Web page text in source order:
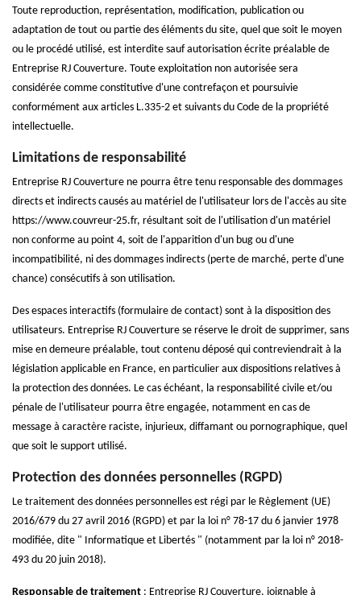
Toute reproduction, représentation, modification, publication ou
adaptation de tout ou partie des éléments du site, quel que soit le moyen
ou le procédé utilisé, est interdite sauf autorisation écrite préalable de
Entreprise RJ Couverture. Toute exploitation non autorisée sera
considérée comme constitutive d'une contrefaçon et poursuivie
conformément aux articles L.335-2 et suivants du Code de la propriété
intellectuelle.
Limitations de responsabilité
Entreprise RJ Couverture ne pourra être tenu responsable des dommages
directs et indirects causés au matériel de l'utilisateur lors de l'accès au site
https://www.couvreur-25.fr, résultant soit de l'utilisation d'un matériel
non conforme au point 4, soit de l'apparition d'un bug ou d'une
incompatibilité, ni des dommages indirects (perte de marché, perte d'une
chance) consécutifs à son utilisation.
Des espaces interactifs (formulaire de contact) sont à la disposition des
utilisateurs. Entreprise RJ Couverture se réserve le droit de supprimer, sans
mise en demeure préalable, tout contenu déposé qui contreviendrait à la
législation applicable en France, en particulier aux dispositions relatives à
la protection des données. Le cas échéant, la responsabilité civile et/ou
pénale de l'utilisateur pourra être engagée, notamment en cas de
message à caractère raciste, injurieux, diffamant ou pornographique, quel
que soit le support utilisé.
Protection des données personnelles (RGPD)
Le traitement des données personnelles est régi par le Règlement (UE)
2016/679 du 27 avril 2016 (RGPD) et par la loi n° 78-17 du 6 janvier 1978
modifiée, dite " Informatique et Libertés " (notamment par la loi n° 2018-
493 du 20 juin 2018).
Responsable de traitement : Entreprise RJ Couverture, joignable à